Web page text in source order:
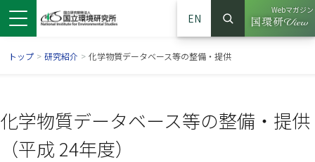
EN
サイト内検索
検索
Webマガジン
（別ウイ
トップ > 研究紹介 > 化学物質データベース等の整備・提供
化学物質データベース等の整備・提供
（平成 24年度）